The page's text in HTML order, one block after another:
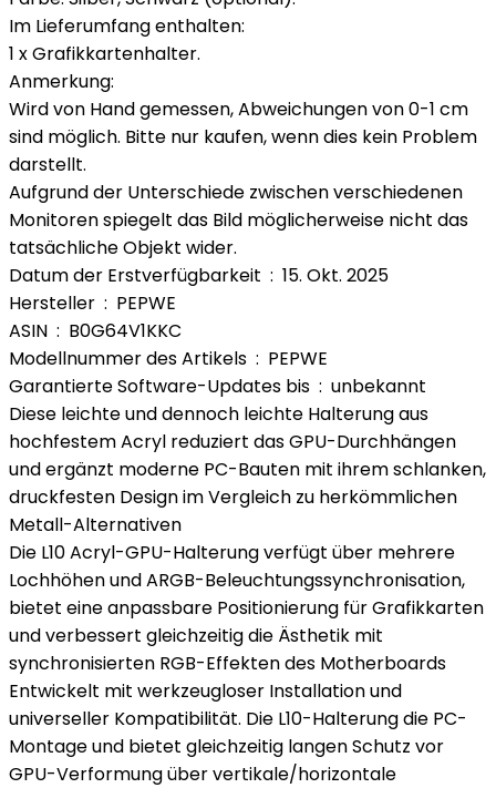
Im Lieferumfang enthalten:
1 x Grafikkartenhalter.
Anmerkung:
Wird von Hand gemessen, Abweichungen von 0-1 cm
sind möglich. Bitte nur kaufen, wenn dies kein Problem
darstellt.
Aufgrund der Unterschiede zwischen verschiedenen
Monitoren spiegelt das Bild möglicherweise nicht das
tatsächliche Objekt wider.
Datum der Erstverfügbarkeit ‏ : ‎ 15. Okt. 2025
Hersteller ‏ : ‎ PEPWE
ASIN ‏ : ‎ B0G64V1KKC
Modellnummer des Artikels ‏ : ‎ PEPWE
Garantierte Software-Updates bis ‏ : ‎ unbekannt
Diese leichte und dennoch leichte Halterung aus
hochfestem Acryl reduziert das GPU-Durchhängen
und ergänzt moderne PC-Bauten mit ihrem schlanken,
druckfesten Design im Vergleich zu herkömmlichen
Metall-Alternativen
Die L10 Acryl-GPU-Halterung verfügt über mehrere
Lochhöhen und ARGB-Beleuchtungssynchronisation,
bietet eine anpassbare Positionierung für Grafikkarten
und verbessert gleichzeitig die Ästhetik mit
synchronisierten RGB-Effekten des Motherboards
Entwickelt mit werkzeugloser Installation und
universeller Kompatibilität. Die L10-Halterung die PC-
Montage und bietet gleichzeitig langen Schutz vor
GPU-Verformung über vertikale/horizontale